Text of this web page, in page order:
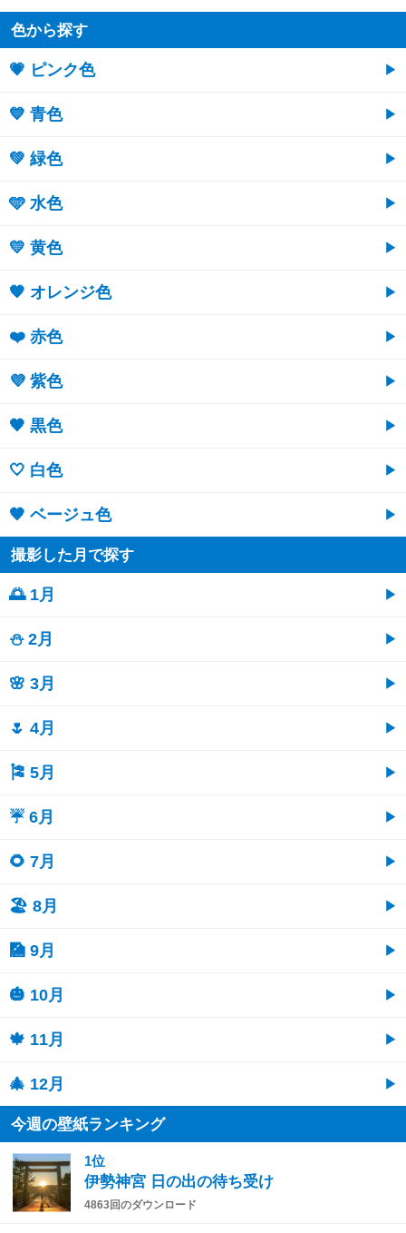
色から探す
💗 ピンク色
💙 青色
💚 緑色
🩵 水色
💛 黄色
🧡 オレンジ色
❤️ 赤色
💜 紫色
🖤 黒色
🤍 白色
🤎 ベージュ色
撮影した月で探す
🌅 1月
⛄ 2月
🌸 3月
🌷 4月
🎏 5月
☔ 6月
🌻 7月
🏖 8月
🎑 9月
🎃 10月
🍁 11月
🎄 12月
今週の壁紙ランキング
1位
伊勢神宮 日の出の待ち受け
4863回のダウンロード